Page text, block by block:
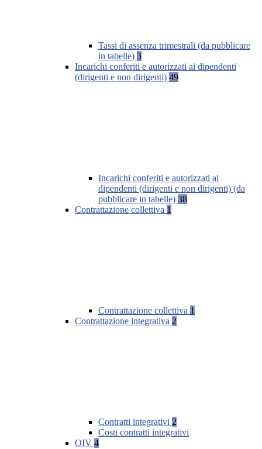
Tassi di assenza trimestrali (da pubblicare
in tabelle) 3
Incarichi conferiti e autorizzati ai dipendenti
(dirigenti e non dirigenti) 49
Incarichi conferiti e autorizzati ai
dipendenti (dirigenti e non dirigenti) (da
pubblicare in tabelle) 38
Contrattazione collettiva 1
Contrattazione collettiva 1
Contrattazione integrativa 2
Contratti integrativi 2
Costi contratti integrativi
OIV 4